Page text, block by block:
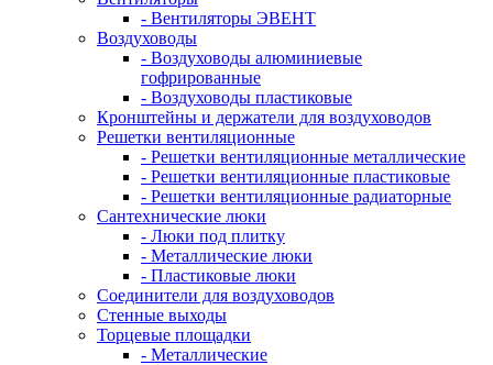
- Вентиляторы ЭВЕНТ
Воздуховоды
- Воздуховоды алюминиевые
гофрированные
- Воздуховоды пластиковые
Кронштейны и держатели для воздуховодов
Решетки вентиляционные
- Решетки вентиляционные металлические
- Решетки вентиляционные пластиковые
- Решетки вентиляционные радиаторные
Сантехнические люки
- Люки под плитку
- Металлические люки
- Пластиковые люки
Соединители для воздуховодов
Стенные выходы
Торцевые площадки
- Металлические